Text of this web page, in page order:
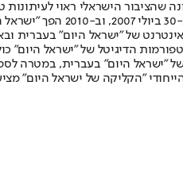
הישראלי ראוי לעיתונות
תשלום. המהדורה
הדיגיטל של "ישראל היום"
של "ישראל היום" בעברית,
"הקליקה של ישראל היום"